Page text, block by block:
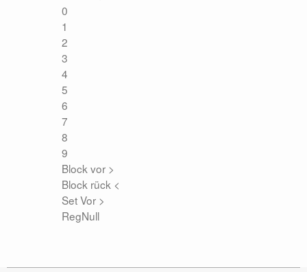
0
1
2
3
4
5
6
7
8
9
Block vor >
Block rück <
Set Vor >
RegNull